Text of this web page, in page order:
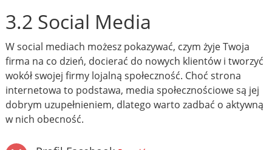
3.2 Social Media
W social mediach możesz pokazywać, czym żyje Twoja
firma na co dzień, docierać do nowych klientów i tworzyć
wokół swojej firmy lojalną społeczność. Choć strona
internetowa to podstawa, media społecznościowe są jej
dobrym uzupełnieniem, dlatego warto zadbać o aktywną
w nich obecność.